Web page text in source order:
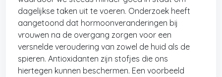
dagelijkse taken uit te voeren. Onderzoek heeft
aangetoond dat hormoonveranderingen bij
vrouwen na de overgang zorgen voor een
versnelde veroudering van zowel de huid als de
spieren. Antioxidanten zijn stofjes die ons
hiertegen kunnen beschermen. Een voorbeeld